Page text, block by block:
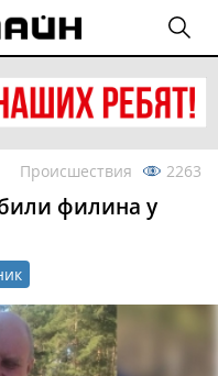
Происшествия 2263
филина у